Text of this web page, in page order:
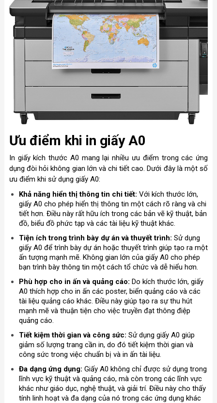
Ưu điểm khi in giấy A0
In giấy kích thước A0 mang lại nhiều ưu điểm trong các ứng
dụng đòi hỏi không gian lớn và chi tiết cao. Dưới đây là một số
ưu điểm khi sử dụng giấy A0:
Khả năng hiển thị thông tin chi tiết: Với kích thước lớn,
giấy A0 cho phép hiển thị thông tin một cách rõ ràng và chi
tiết hơn. Điều này rất hữu ích trong các bản vẽ kỹ thuật, bản
đồ, biểu đồ phức tạp và các tài liệu kỹ thuật khác.
Tiện ích trong trình bày dự án và thuyết trình: Sử dụng
giấy A0 để trình bày dự án hoặc thuyết trình giúp tạo ra một
ấn tượng mạnh mẽ. Không gian lớn của giấy A0 cho phép
bạn trình bày thông tin một cách tổ chức và dễ hiểu hơn.
Phù hợp cho in ấn và quảng cáo: Do kích thước lớn, giấy
A0 thích hợp cho in ấn các poster, biển quảng cáo và các
tài liệu quảng cáo khác. Điều này giúp tạo ra sự thu hút
mạnh mẽ và thuận tiện cho việc truyền đạt thông điệp
quảng cáo.
Tiết kiệm thời gian và công sức: Sử dụng giấy A0 giúp
giảm số lượng trang cần in, do đó tiết kiệm thời gian và
công sức trong việc chuẩn bị và in ấn tài liệu.
Đa dạng ứng dụng: Giấy A0 không chỉ được sử dụng trong
lĩnh vực kỹ thuật và quảng cáo, mà còn trong các lĩnh vực
khác như giáo dục, nghệ thuật, và giải trí. Điều này cho thấy
tính linh hoạt và đa dạng của nó trong các ứng dụng khác